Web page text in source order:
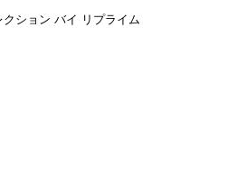
ション バイ リプライム